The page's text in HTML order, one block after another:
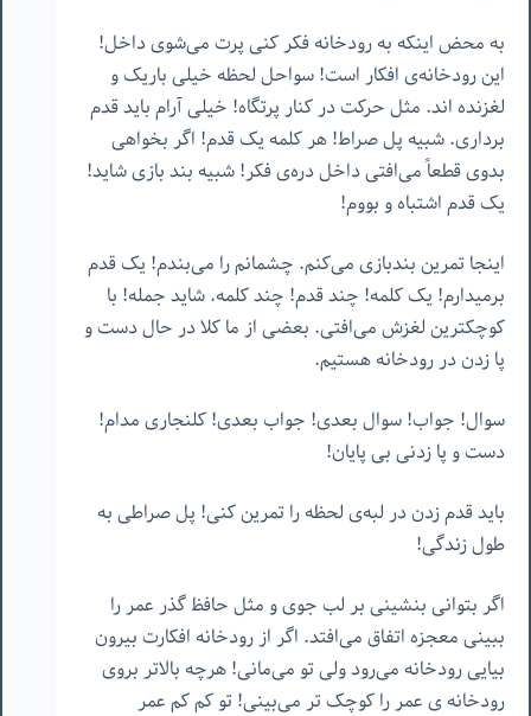
به محض اینکه به رودخانه فکر کنی پرت می‌شوی داخل!
این رودخانه‌ی افکار است! سواحل لحظه خیلی باریک و
لغزنده اند. مثل حرکت در کنار پرتگاه! خیلی آرام باید قدم
برداری. شبیه پل صراط! هر کلمه یک قدم! اگر بخواهی
بدوی قطعاً می‌افتی داخل دره‌ی فکر! شبیه بند بازی شاید!
یک قدم اشتباه و بووم!
اینجا تمرین بندبازی می‌کنم. چشمانم را می‌بندم! یک قدم
برمیدارم! یک کلمه! چند قدم! چند کلمه. شاید جمله! با
کوچکترین لغزش می‌افتی. بعضی از ما کلا در حال دست و
پا زدن در رودخانه هستیم.
سوال! جواب! سوال بعدی! جواب بعدی! کلنجاری مدام!
دست و پا زدنی بی پایان!
باید قدم زدن در لبه‌ی لحظه را تمرین کنی! پل صراطی به
طول زندگی!
اگر بتوانی بنشینی بر لب جوی و مثل حافظ گذر عمر را
ببینی معجزه اتفاق می‌افتد. اگر از رودخانه افکارت بیرون
بیایی رودخانه می‌رود ولی تو می‌مانی! هرچه بالاتر بروی
رودخانه ‌ی عمر را کوچک تر می‌بینی! تو کم کم عمر